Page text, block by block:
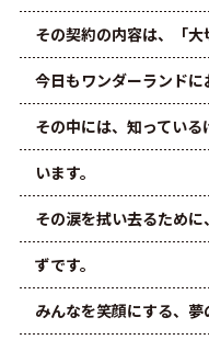
その契約の内容は、「大
今日もワンダーランドに
その中には、知っている
います。
その涙を拭い去るため
ずです。
みんなを笑顔にする、